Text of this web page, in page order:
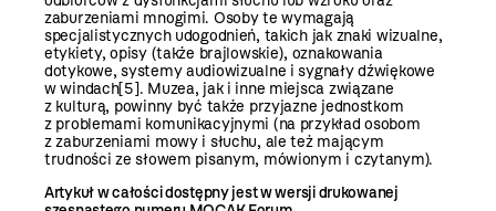
zaburzeniami mnogimi. Osoby te wymagają
specjalistycznych udogodnień, takich jak znaki wizualne,
etykiety, opisy (także brajlowskie), oznakowania
dotykowe, systemy audiowizualne i sygnały dźwiękowe
w windach[5]. Muzea, jak i inne miejsca związane
z kulturą, powinny być także przyjazne jednostkom
z problemami komunikacyjnymi (na przykład osobom
z zaburzeniami mowy i słuchu, ale też mającym
trudności ze słowem pisanym, mówionym i czytanym).
Artykuł w całości dostępny jest w wersji drukowanej